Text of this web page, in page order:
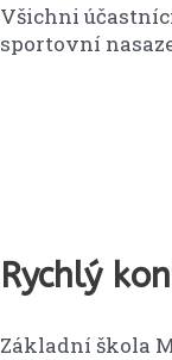
Všichni
sportovní
Rychlý
Základní škola